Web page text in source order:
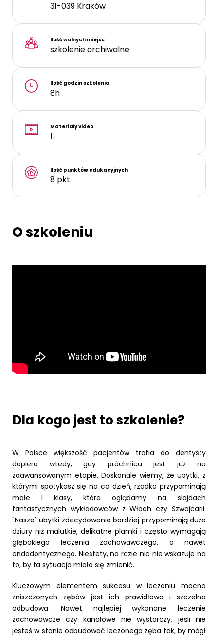
31-039 Kraków
Ilość wolnych miejsc
szkolenie archiwalne
Ilość godzin szkolenia
8h
Materiały video
h
Ilość punktów edukacyjnych
8 pkt
O szkoleniu
Dla kogo jest to szkolenie?
W Polsce większość pacjentów trafia do dentysty
dopiero wtedy, gdy próchnica jest już na
zaawansowanym etapie. Doskonale wiemy, że ubytki, z
którymi spotykasz się na co dzień, rzadko przypominają
małe I klasy, które oglądamy na slajdach
fantastycznych wykładowców z Włoch czy Szwajcarii.
"Nasze" ubytki zdecydowanie bardziej przypominają duże
dziury niż malutkie, delikatne plamki i często wymagają
głębokiego leczenia zachowawczego, a nawet
endodontycznego. Niestety, na razie nic nie wskazuje na
to, by ta sytuacja miała się zmienić.
Kluczowym elementem sukcesu w leczeniu mocno
zniszczonych zębów jest ich prawidłowa i szczelna
odbudowa. Nawet najlepiej wykonane leczenie
zachowawcze czy kanałowe nie wystarczy, jeśli nie
jesteś w stanie odbudować leczonego zęba tak, by mógł